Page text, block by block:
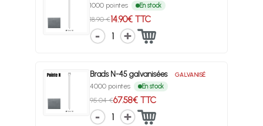
1000 pointes En stock
18.90 €14.90€ TTC
1
Brads N-45 galvanisées GALVANISÉ
4000 pointes En stock
95.04 €67.58€ TTC
1